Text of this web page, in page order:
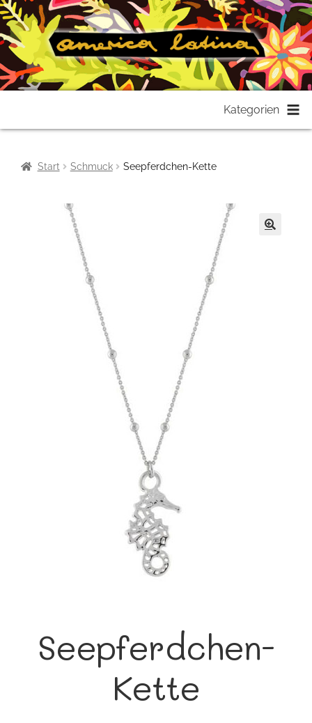
springen
springen
Kategorien
Start Schmuck Seepferdchen-Kette
Seepferdchen-
Kette